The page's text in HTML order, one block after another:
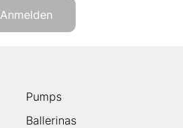
Anmelden
Pumps
Ballerinas